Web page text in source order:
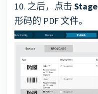
10. 之后，点击 Stage
形码的 PDF 文件。